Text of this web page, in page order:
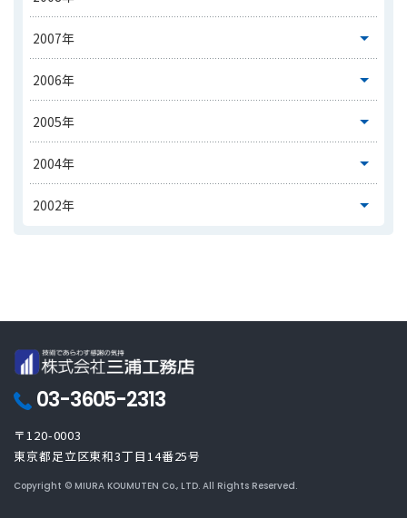
03-3605-2313
〒120-0003
東京都足立区東和3丁目14番25号
Copyright © MIURA KOUMUTEN Co., LTD. All Rights Reserved.